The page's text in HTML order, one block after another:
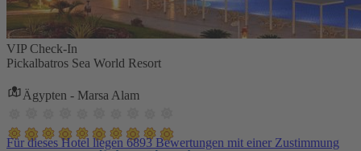
VIP Check-In
Pickalbatros Sea World Resort
Ägypten - Marsa Alam
Für dieses Hotel liegen 6893 Bewertungen mit einer Zustimmung